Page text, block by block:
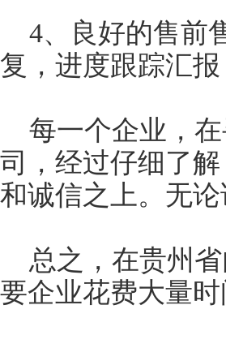
4、良好的售前
复，进度跟踪汇
每一个企业，在
司，经过仔细了
和诚信之上。无
总之，在贵州省
要企业花费大量